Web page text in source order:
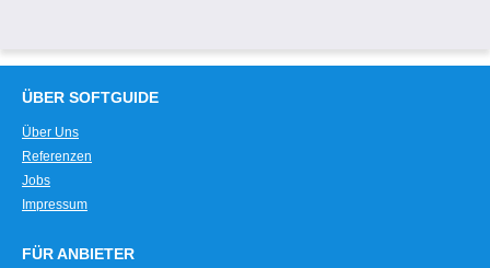
Fondsverwaltung
Inkasso-Management
Kreditkartenbearbeitung
Kreditorische Eingangsrechnungen
ÜBER SOFTGUIDE
Über Uns
Referenzen
Jobs
Impressum
FÜR ANBIETER